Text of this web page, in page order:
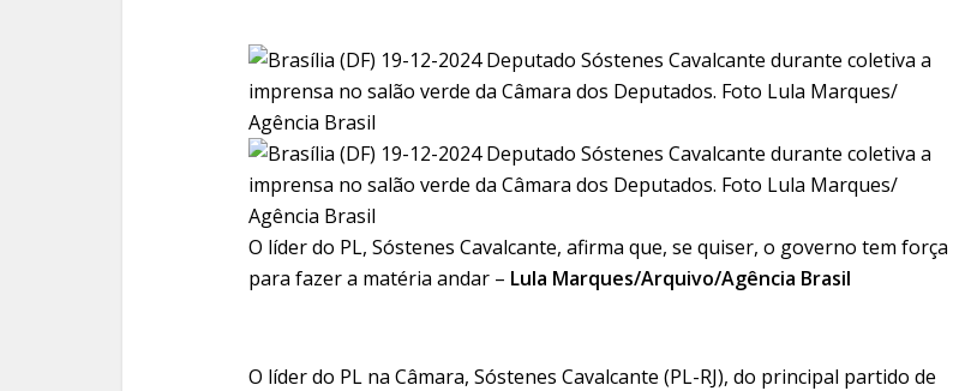
O líder do PL, Sóstenes Cavalcante, afirma que, se quiser, o governo tem força
para fazer a matéria andar – Lula Marques/Arquivo/Agência Brasil
O líder do PL na Câmara, Sóstenes Cavalcante (PL-RJ), do principal partido de